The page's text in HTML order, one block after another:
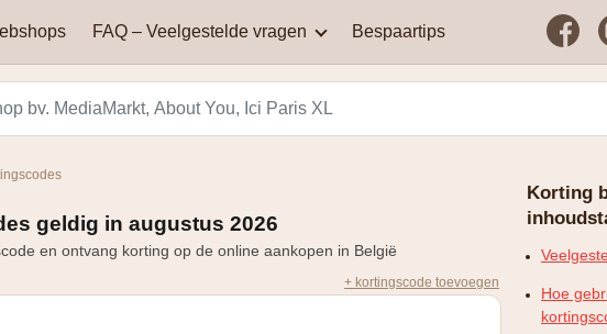
Aqualibi
Plopsaland
Vanden Borre WONDR
FAQ – Veelgestelde vragen
kan je kortingscodes
Waarom werkt mijn
kortingscode niet?
kortingscode?
bereken je korting?
kortingen en aanbiedingen
FAQ –
Bespaartips
geldig in augustus 2026
en ontvang korting op de online aankopen in België
+ kortingscode toevoegen
Korting
Hoe